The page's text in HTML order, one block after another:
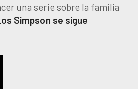
una serie sobre la familia
Simpson se sigue